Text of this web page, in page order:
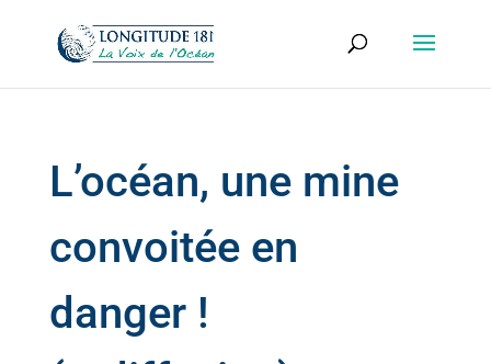
L’océan, une mine
convoitée en
danger !